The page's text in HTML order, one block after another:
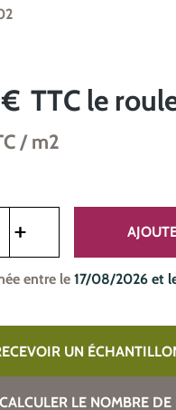
TTC le
/ m2
entre le 17/08/2026 et
UN
LE NOMBRE